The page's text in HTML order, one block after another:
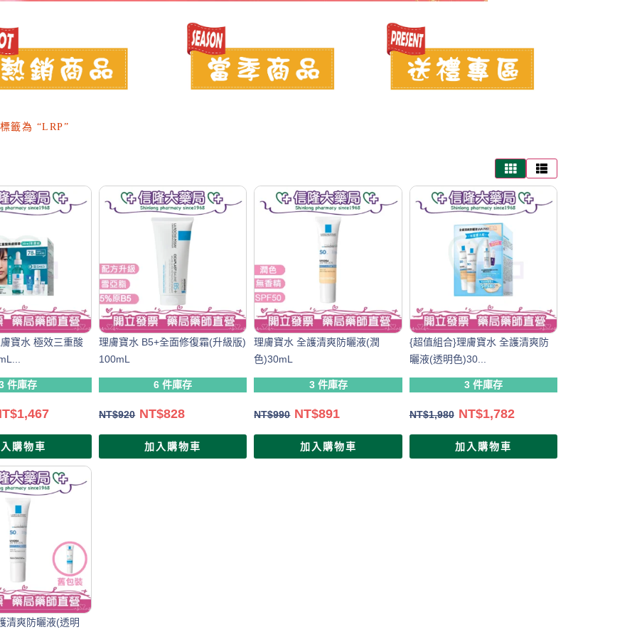
籤為 “LRP”
寶水 極效三重酸
件庫存
1,467
購物車
理膚寶水 B5+全面修復霜(升級版)
100mL
6 件庫存
NT$920 NT$828
加入購物車
理膚寶水 全護清爽防曬液(潤
色)30mL
3 件庫存
NT$990 NT$891
加入購物車
{超值組合}理膚寶水 全護清爽防
曬液(透明色)30...
3 件庫存
NT$1,980 NT$1,782
加入購物車
清爽防曬液(透明